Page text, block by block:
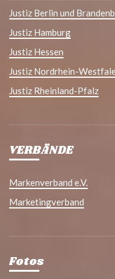
Justiz Berlin und
Justiz Hamburg
Justiz Hessen
Justiz Nordrhein-
Justiz Rheinland-Pfalz
VERBÄNDE
Markenverband e.V.
Marketingverband
Fotos